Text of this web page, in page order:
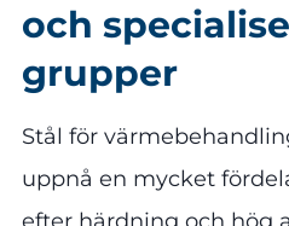
och
grupper
Stål för
uppnå en mycket